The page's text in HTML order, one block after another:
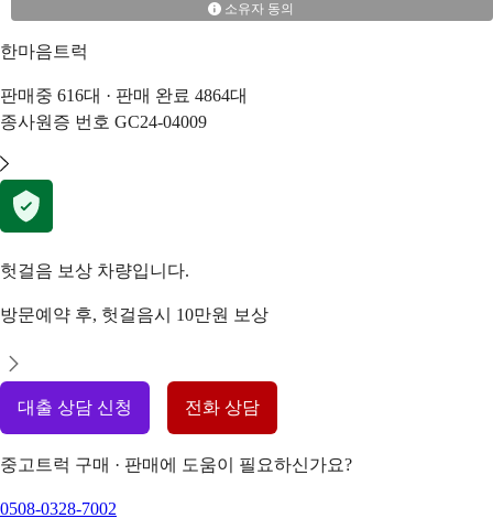
소유자 동의
한마음트럭
판매중 616대 · 판매 완료 4864대
종사원증 번호 GC24-04009
헛걸음 보상 차량입니다.
방문예약 후, 헛걸음시 10만원 보상
대출 상담 신청 전화 상담
중고트럭 구매 · 판매에 도움이 필요하신가요?
0508-0328-7002